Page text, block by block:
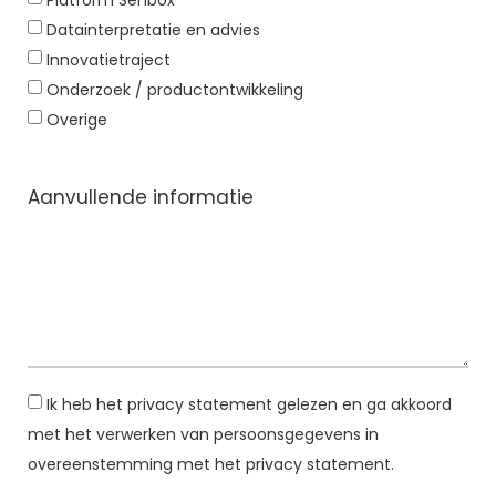
Datainterpretatie en advies
Innovatietraject
Onderzoek / productontwikkeling
Overige
Aanvullende informatie
Ik heb het privacy statement gelezen en ga akkoord
met het verwerken van persoonsgegevens in
overeenstemming met het privacy statement.